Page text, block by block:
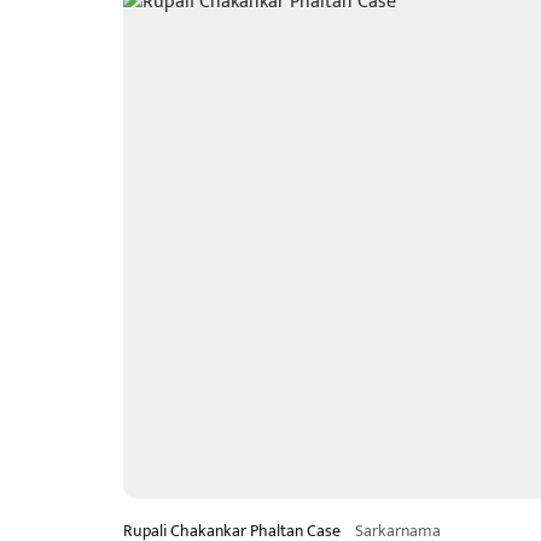
Rupali Chakankar Phaltan Case Sarkarnama